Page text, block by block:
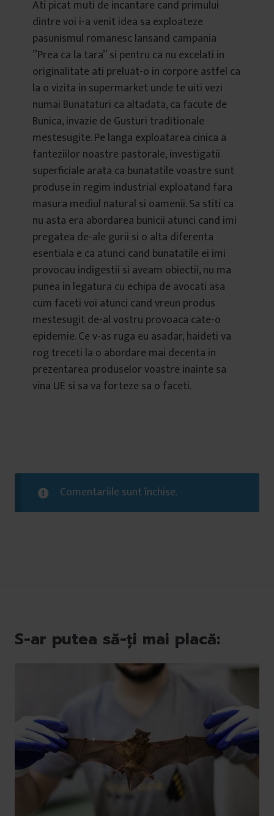
Ati picat muti de incantare cand primului
dintre voi i-a venit idea sa exploateze
pasunismul romanesc lansand campania
”Prea ca la tara” si pentru ca nu excelati in
originalitate ati preluat-o in corpore astfel ca
la o vizita in supermarket unde te uiti vezi
numai Bunataturi ca altadata, ca facute de
Bunica, invazie de Gusturi traditionale
mestesugite. Pe langa exploatarea cinica a
fanteziilor noastre pastorale, investigatii
superficiale arata ca bunatatile voastre sunt
produse in regim industrial exploatand fara
masura mediul natural si oamenii. Sa stiti ca
nu asta era abordarea bunicii atunci cand imi
pregatea de-ale gurii si o alta diferenta
esentiala e ca atunci cand bunatatile ei imi
provocau indigestii si aveam obiectii, nu ma
punea in legatura cu echipa de avocati asa
cum faceti voi atunci cand vreun produs
mestesugit de-al vostru provoaca cate-o
epidemie. Ce v-as ruga eu asadar, haideti va
rog treceti la o abordare mai decenta in
prezentarea produselor voastre inainte sa
vina UE si sa va forteze sa o faceti.
Comentariile sunt închise.
S-ar putea să-ți mai placă: